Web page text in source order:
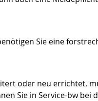
Sie eine
oder neu errichtet,
Sie in Service-bw bei